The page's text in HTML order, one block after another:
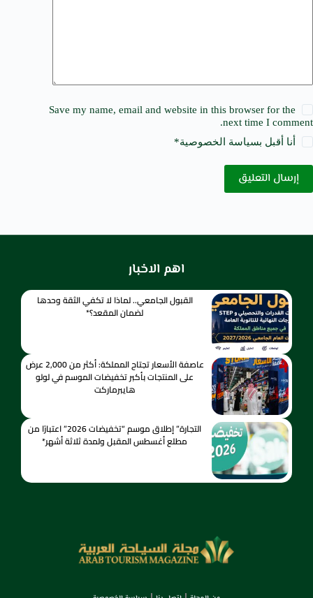
Save my name, email and website in this browser for the
next time I comment.
أنا أقبل بسياسة الخصوصية*
إرسال التعليق
اهم الاخبار
القبول الجامعي.. لماذا لا تكفي الثقة وحدها
لضمان المقعد؟*
عاصفة الأسعار تجتاح المملكة: أكثر من 2,000 عرض
على المنتجات بأكبر تخفيضات الموسم في لولو
هايبرماركت
التجارة” إطلاق موسم “تخفيضات 2026” اعتبارًا من
مطلع أغسطس المقبل ولمدة ثلاثة أشهر*